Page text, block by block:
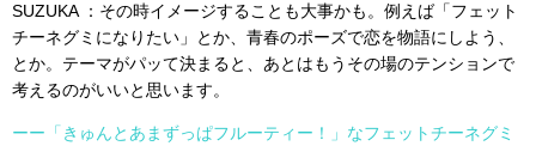
SUZUKA ：その時イメージすることも大事かも。例えば「フェット
チーネグミになりたい」とか、青春のポーズで恋を物語にしよう、
とか。テーマがパッて決まると、あとはもうその場のテンションで
考えるのがいいと思います。
ーー「きゅんとあまずっぱフルーティー！」なフェットチーネグミ